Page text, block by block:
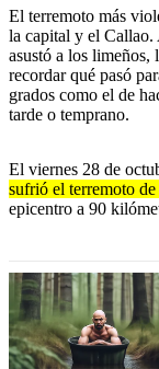
El terremoto más
la capital y el Callao.
asustó a los limeños,
recordar qué pasó
grados como el de
tarde o temprano.
El viernes 28 de
sufrió el terremoto
epicentro a 90